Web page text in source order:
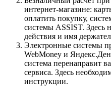
интернет-магазине:
оплатить покупку,
системы ASSIST. Здесь
действия и имя
Электронные системы
WebMoney и
система перенаправит
сервиса. Здесь
инструкции.